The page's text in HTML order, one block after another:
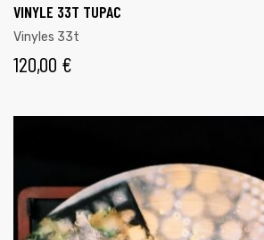
VINYLE 33T TUPAC
Vinyles 33t
120,00 €